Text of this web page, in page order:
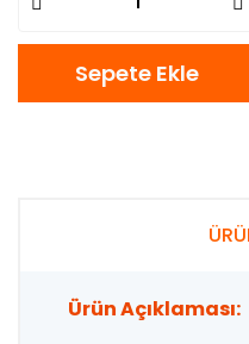
Sepete Ekle
Ürün Açıklaması: